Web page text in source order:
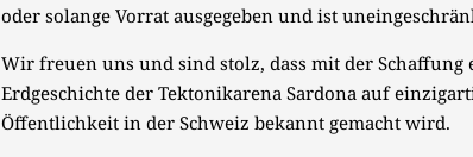
oder solange Vorrat ausgegeben und ist
Wir freuen uns und sind stolz, dass mit der
Erdgeschichte der Tektonikarena Sardona auf
Öffentlichkeit in der Schweiz bekannt gemacht wird.